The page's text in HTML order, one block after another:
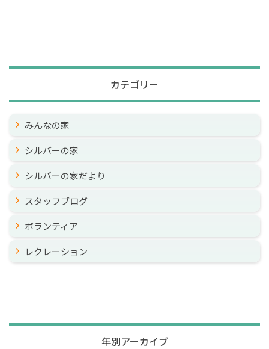
カテゴリー
みんなの家
シルバーの家
シルバーの家だより
スタッフブログ
ボランティア
レクレーション
年別アーカイブ